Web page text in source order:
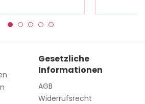
Gesetzliche
Informationen
AGB
Widerrufsrecht